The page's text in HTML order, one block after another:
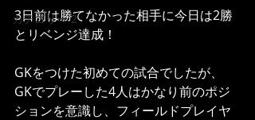
カテゴリー 2
3日前は勝てなかった相手に今日は2勝
とリベンジ達成！
GKをつけた初めての試合でしたが、
GKでプレーした4人はかなり前のポジ
ションを意識し、フィールドプレイヤ